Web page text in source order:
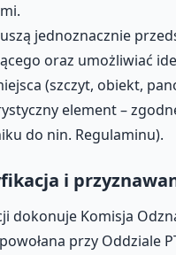
jednoznacznie
oraz umożliwiać
(szczyt, obiekt,
element –
do nin. Regulaminu).
i
dokonuje Komisja
przy Oddziale